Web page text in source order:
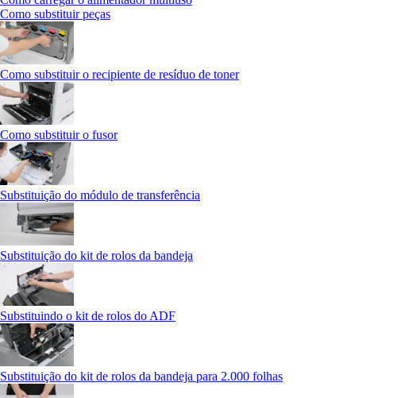
Como substituir peças
Como substituir o recipiente de resíduo de toner
Como substituir o fusor
Substituição do módulo de transferência
Substituição do kit de rolos da bandeja
Substituindo o kit de rolos do ADF
Substituição do kit de rolos da bandeja para 2.000 folhas